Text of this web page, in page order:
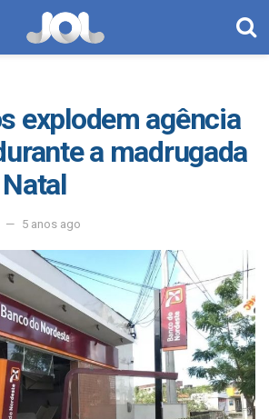
explodem agência
a madrugada
5 anos ago